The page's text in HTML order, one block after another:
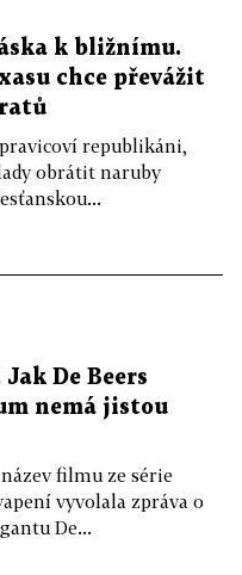
k bližnímu.
chce převážit
republikáni,
obrátit naruby
De Beers
nemá jistou
filmu ze série
vyvolala zpráva o
De...